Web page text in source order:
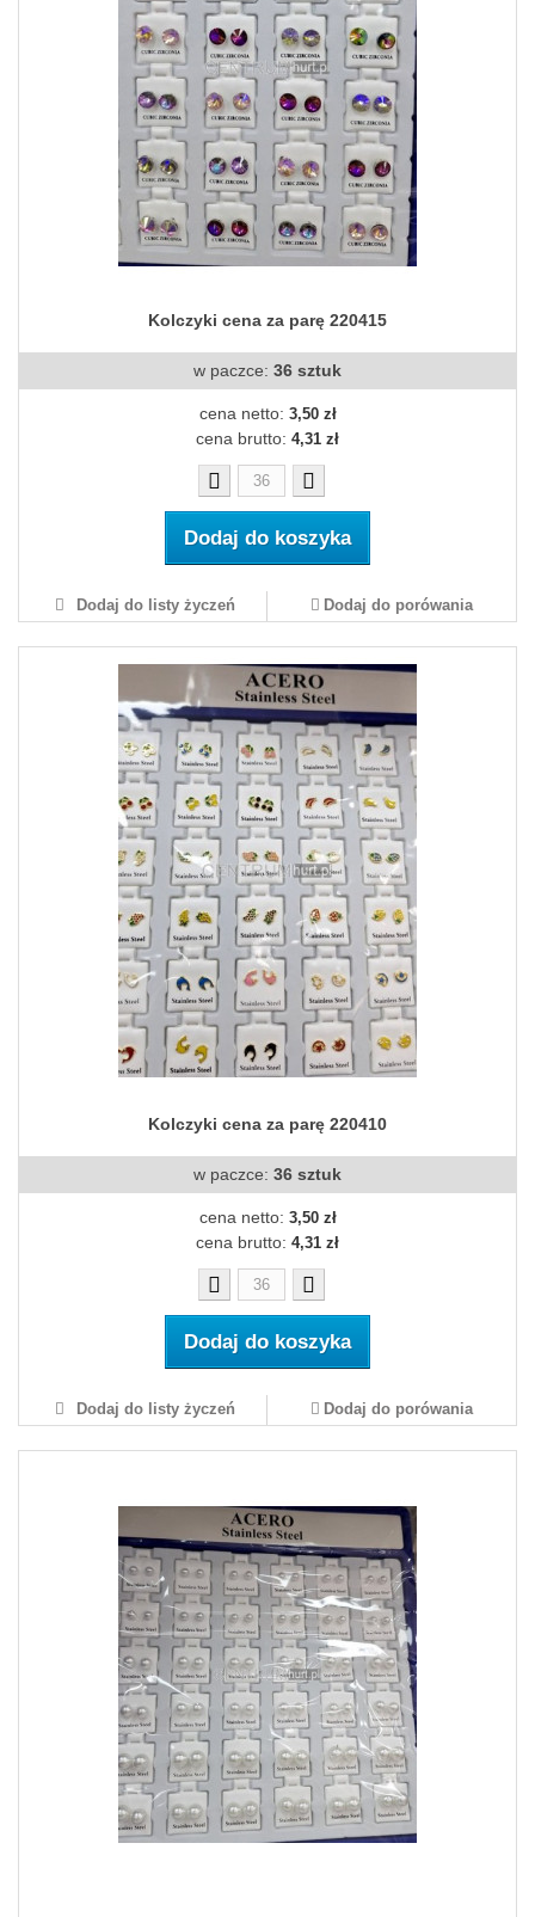
Kolczyki cena za parę 220415
w paczce: 36 sztuk
cena netto: 3,50 zł
cena brutto: 4,31 zł
Dodaj do koszyka
Dodaj do listy życzeń Dodaj do porówania
Kolczyki cena za parę 220410
w paczce: 36 sztuk
cena netto: 3,50 zł
cena brutto: 4,31 zł
Dodaj do koszyka
Dodaj do listy życzeń Dodaj do porówania